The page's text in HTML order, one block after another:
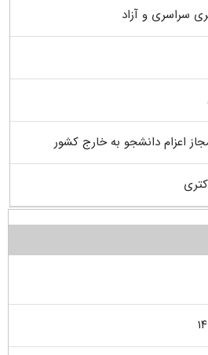
سراسری و آزاد
اعزام دانشجو به خارج کشور